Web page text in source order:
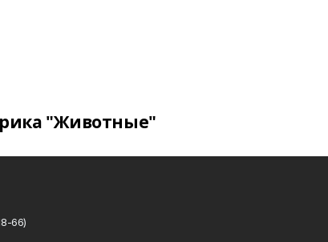
"Животные"
66)